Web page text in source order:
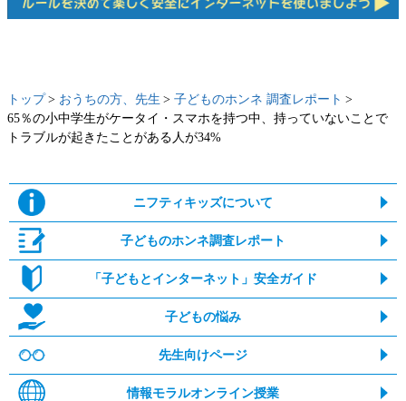
トップ おうちの方、先生
子どものホンネ 調査レポート
65％の小中学生がケータイ・スマホを持つ中、持っていないことで
トラブルが起きたことがある人が34%
ニフティキッズについて
子どものホンネ調査レポート
「子どもとインターネット」安全ガイド
子どもの悩み
先生向けページ
情報モラルオンライン授業